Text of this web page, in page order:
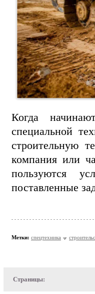
Когда
специальной
строительную
компания или
пользуются
поставленные
Метки: спецтехника
Страницы: